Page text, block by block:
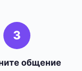
3
общение